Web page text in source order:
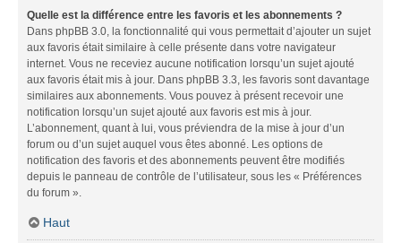
Quelle est la différence entre les favoris et les abonnements ?
Dans phpBB 3.0, la fonctionnalité qui vous permettait d’ajouter un sujet
aux favoris était similaire à celle présente dans votre navigateur
internet. Vous ne receviez aucune notification lorsqu’un sujet ajouté
aux favoris était mis à jour. Dans phpBB 3.3, les favoris sont davantage
similaires aux abonnements. Vous pouvez à présent recevoir une
notification lorsqu’un sujet ajouté aux favoris est mis à jour.
L’abonnement, quant à lui, vous préviendra de la mise à jour d’un
forum ou d’un sujet auquel vous êtes abonné. Les options de
notification des favoris et des abonnements peuvent être modifiés
depuis le panneau de contrôle de l’utilisateur, sous les « Préférences
du forum ».
Haut